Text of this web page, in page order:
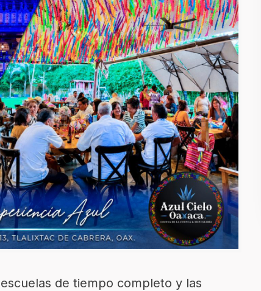
de tiempo completo y las